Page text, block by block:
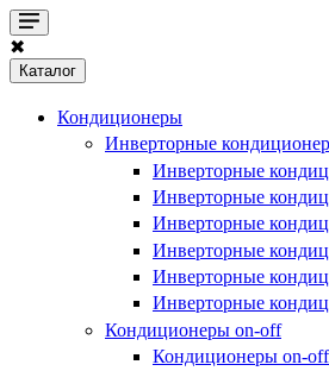
✖
Каталог
Кондиционеры
Инверторные
Инверторные
Инверторные
Инверторные
Инверторные
Инверторные
Инверторные
Кондиционеры on-off
Кондиционеры on-